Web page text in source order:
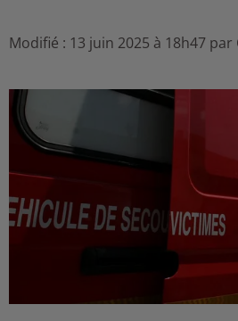
Modifié : 13 juin 2025 à 18h47